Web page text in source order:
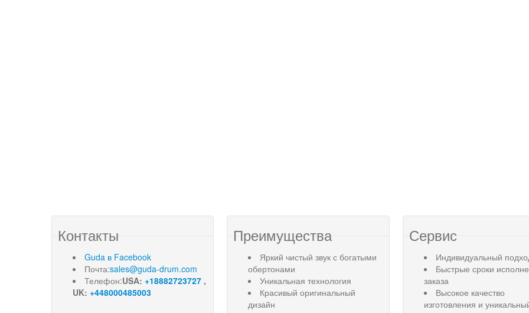
Контакты
Guda в Facebook
Почта:sales@guda-drum.com
Телефон:USA: +18882723727 ,
UK: +448000485003
Преимущества
Яркий чистый звук с богатыми
обертонами
Уникальная технология
Красивый оригинальный
дизайн
Сервис
Индивидуальный
Быстрые сроки
заказа
Высокое качество
изготовления и